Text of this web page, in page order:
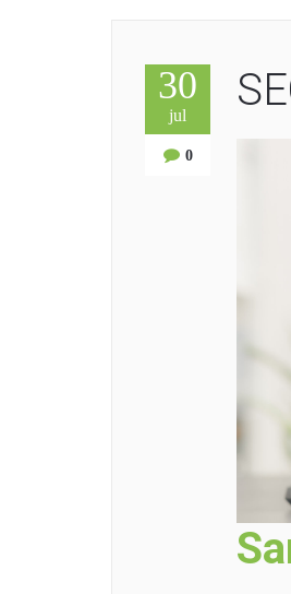
30
jul
0